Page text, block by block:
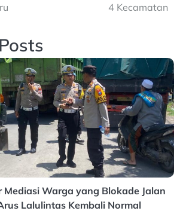
4 Kecamatan
Mediasi Warga yang Blokade Jalan
Lalulintas Kembali Normal